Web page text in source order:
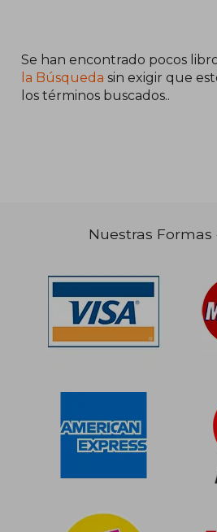
dcto. $ 47.014
Se han encontrado pocos
la Búsqueda sin exigir que
los términos buscados..
Nuestras Formas